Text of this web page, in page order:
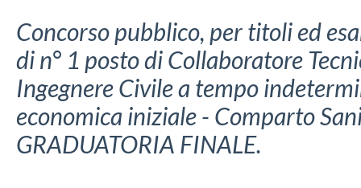
Concorso pubblico, per titoli ed
di n° 1 posto di Collaboratore
Ingegnere Civile a tempo
economica iniziale - Comparto
GRADUATORIA FINALE.